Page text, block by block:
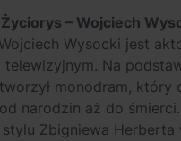
– Wojciech
Wojciech Wysocki jest
telewizyjnym. Na
monodram, który
narodzin aż do
Zbigniewa Herberta